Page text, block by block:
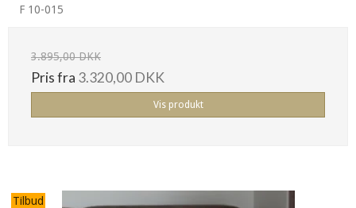
F 10-015
3.895,00 DKK
Pris fra 3.320,00 DKK
Vis produkt
Tilbud